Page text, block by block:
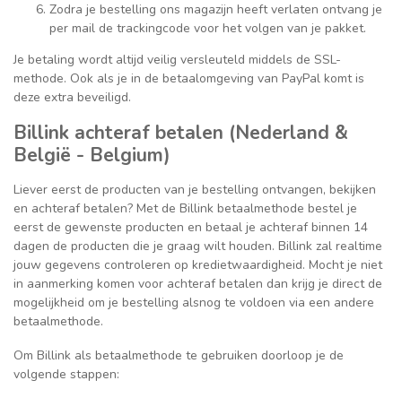
Zodra je bestelling ons magazijn heeft verlaten ontvang je
per mail de trackingcode voor het volgen van je pakket.
Je betaling wordt altijd veilig versleuteld middels de SSL-
methode. Ook als je in de betaalomgeving van PayPal komt is
deze extra beveiligd.
Billink achteraf betalen (Nederland &
België - Belgium)
Liever eerst de producten van je bestelling ontvangen, bekijken
en achteraf betalen? Met de Billink betaalmethode bestel je
eerst de gewenste producten en betaal je achteraf binnen 14
dagen de producten die je graag wilt houden. Billink zal realtime
jouw gegevens controleren op kredietwaardigheid. Mocht je niet
in aanmerking komen voor achteraf betalen dan krijg je direct de
mogelijkheid om je bestelling alsnog te voldoen via een andere
betaalmethode.
Om Billink als betaalmethode te gebruiken doorloop je de
volgende stappen: